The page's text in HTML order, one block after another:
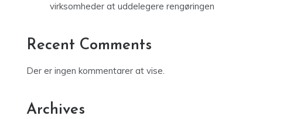
virksomheder at uddelegere rengøringen
Recent Comments
Der er ingen kommentarer at vise.
Archives